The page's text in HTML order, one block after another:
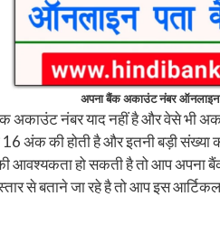
अपना बैंक अकाउंट नंबर
अकाउंट नंबर याद नहीं है और वेसे भी
अंक की होती है और इतनी बड़ी संख्या
आवश्यकता हो सकती है तो आप अपना
से बताने जा रहे है तो आप इस